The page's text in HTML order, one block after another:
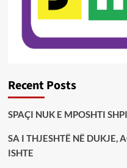
Recent Posts
SPAÇI NUK E MPOSHTI
SA I THJESHTË NË DUKJE,
ISHTE